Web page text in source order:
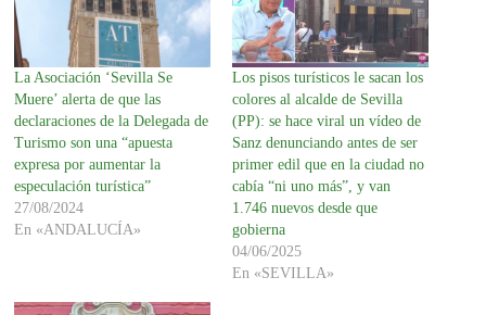
La Asociación ‘Sevilla Se
Muere’ alerta de que las
declaraciones de la Delegada de
Turismo son una “apuesta
expresa por aumentar la
especulación turística”
27/08/2024
En «ANDALUCÍA»
Los pisos turísticos le sacan los
colores al alcalde de Sevilla
(PP): se hace viral un vídeo de
Sanz denunciando antes de ser
primer edil que en la ciudad no
cabía “ni uno más”, y van
1.746 nuevos desde que
gobierna
04/06/2025
En «SEVILLA»